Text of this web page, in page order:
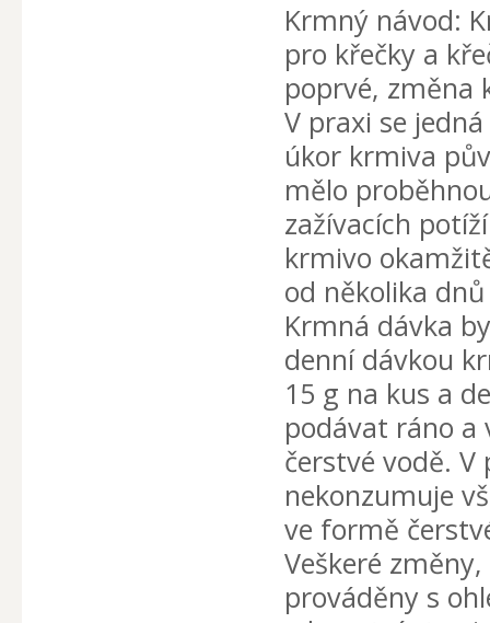
Krmný návod:
pro křečky a
poprvé, změna
V praxi se
úkor krmiva
mělo
zažívacích
krmivo
od několika
Krmná dávka
denní dávkou
15 g na kus a
podávat ráno a
čerstvé vodě. V
nekonzumuje
ve formě
Veškeré
prováděny s